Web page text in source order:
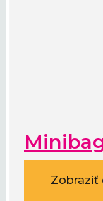
Zobraziť